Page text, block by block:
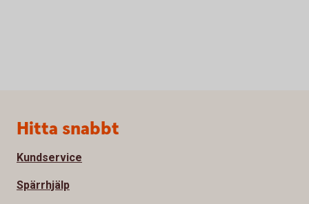
Sidfot
Hitta snabbt
Kundservice
Spärrhjälp